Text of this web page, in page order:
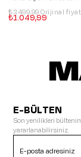
₺1.049,99
₺3.499,99
E-BÜLTEN
Son yenilikleri
yararlanabilirsiniz.